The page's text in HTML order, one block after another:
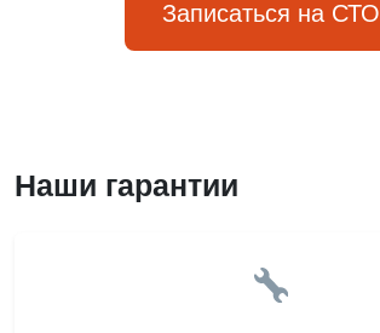
Записаться на СТО
Наши гарантии